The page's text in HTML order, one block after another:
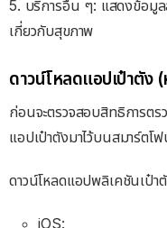
5. บริการอื่น ๆ: แสดงข้อมู
เกี่ยวกับสุขภาพ
ดาวน์โหลดแอปเป๋าตัง
ก่อนจะตรวจสอบสิทธิการตร
แอปเป๋าตังมาไว้บนสมาร์ตโ
ดาวน์โหลดแอปพลิเคชันเป๋า
iOS: